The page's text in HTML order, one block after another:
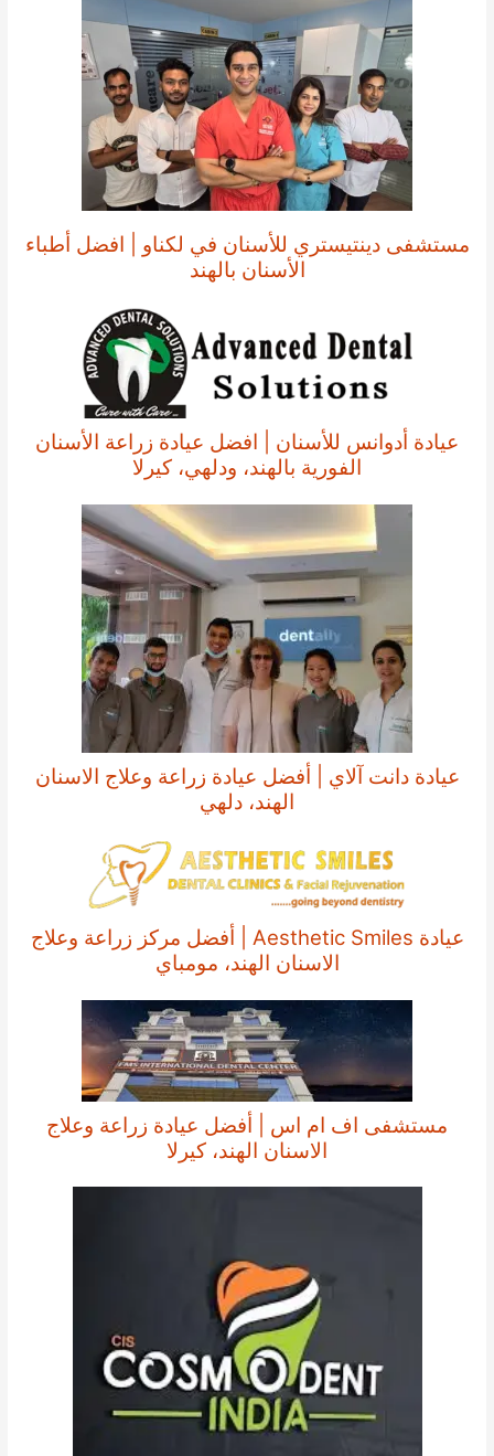
مستشفى دينتيستري للأسنان في لكناو | افضل أطباء
الأسنان بالهند
عيادة أدوانس للأسنان | افضل عيادة زراعة الأسنان
الفورية بالهند، ودلهي، كيرلا
عيادة دانت آلاي | أفضل عيادة زراعة وعلاج الاسنان
الهند، دلهي
عيادة Aesthetic Smiles | أفضل مركز زراعة وعلاج
الاسنان الهند، مومباي
مستشفى اف ام اس | أفضل عيادة زراعة وعلاج
الاسنان الهند، كيرلا